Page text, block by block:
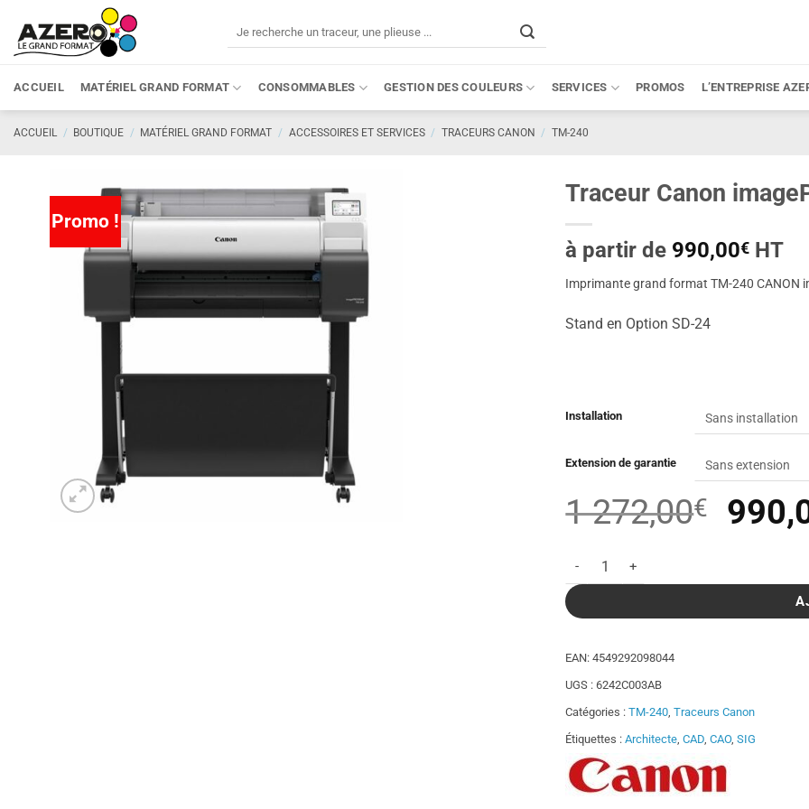
contenu
ACCUEIL MATÉRIEL GRAND FORMAT CONSOMMABLES GESTION DES COULEURS SERVICES PROMOS L’ENTREPRISE
ACCUEIL / BOUTIQUE / MATÉRIEL GRAND FORMAT / ACCESSOIRES ET SERVICES / TRACEURS CANON / TM-240
Promo !
Traceur Canon
à partir de 990,00€ HT
Imprimante grand format TM-240 CANON
Stand en Option SD-24
Installation
Extension de garantie
1 272,00€
Le
était
EAN:4549292098044
UGS :6242C003AB
Catégories :TM-240 ,Traceurs Canon
Étiquettes :Architecte ,CAD ,CAO,SIG